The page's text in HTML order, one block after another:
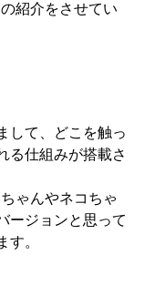
紹介をさせてい
して、どこを触っ
る仕組みが搭載さ
ゃんやネコちゃ
ージョンと思って
す。